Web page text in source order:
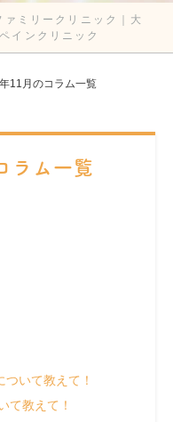
ミリークリニック｜大
インクリニック
11月のコラム一覧
ラム一覧
いて教えて！
て教えて！